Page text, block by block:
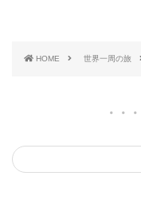
HOME 世界一周の旅